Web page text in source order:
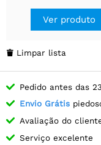
Ver produto
 Limpar lista
Pedido antes das
Envio Grátis
Avaliação do
Serviço excelente